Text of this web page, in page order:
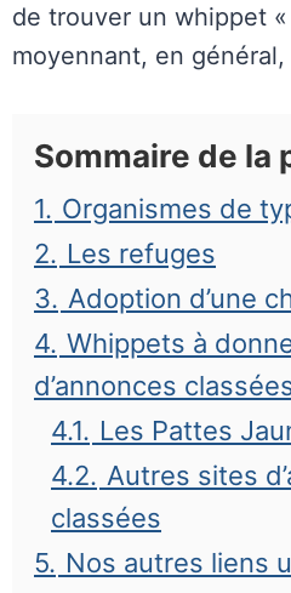
de trouver un whippet
moyennant, en général,
Sommaire de la
1. Organismes de
2. Les refuges
3. Adoption d’une
4. Whippets à
d’annonces
4.1. Les Pattes
4.2. Autres sites
classées
5. Nos autres liens